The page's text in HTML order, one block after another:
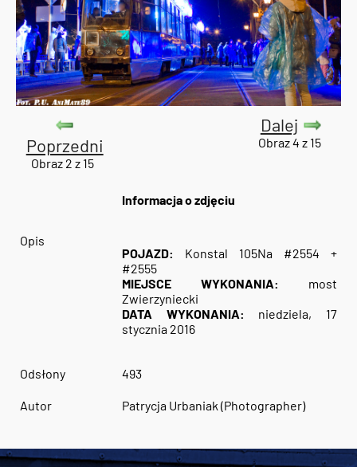
Poprzedni
Obraz 2 z 15
Dalej
Obraz 4 z 15
Informacja o zdjęciu
Opis
POJAZD: Konstal 105Na #2554 +
#2555
MIEJSCE WYKONANIA:
most
Zwierzyniecki
DATA WYKONANIA: niedziela, 17
stycznia 2016
Odsłony 493
Autor Patrycja Urbaniak (Photographer)